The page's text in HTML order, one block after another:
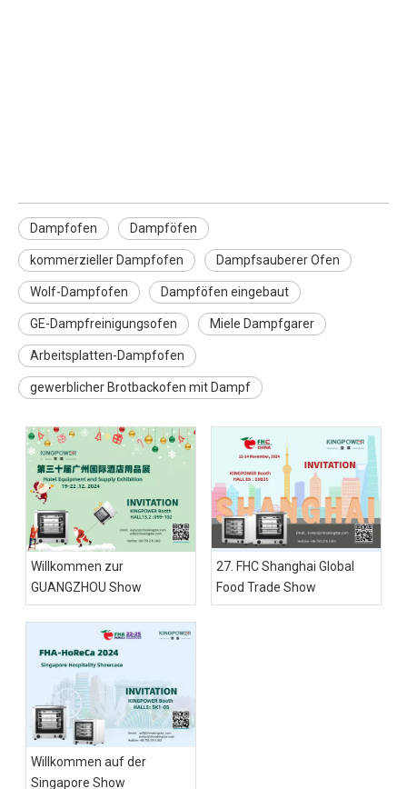
Dampfofen Dampföfen
kommerzieller Dampfofen Dampfsauberer Ofen
Wolf-Dampfofen Dampföfen eingebaut
GE-Dampfreinigungsofen Miele Dampfgarer
Arbeitsplatten-Dampfofen
gewerblicher Brotbackofen mit Dampf
Willkommen zur
GUANGZHOU Show
27. FHC Shanghai Global
Food Trade Show
Willkommen auf der
Singapore Show